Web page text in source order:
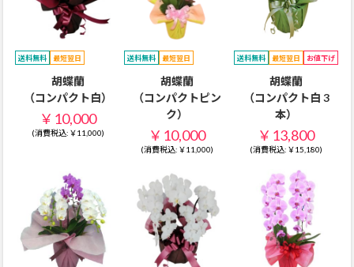
送料無料 最短翌日
胡蝶蘭
（コンパクト白）
￥10,000
(消費税込:￥11,000)
送料無料 最短翌日
胡蝶蘭
（コンパクトピン
ク）
￥10,000
(消費税込:￥11,000)
送料無料 最短翌日 お値下げ
胡蝶蘭
（コンパクト白 3
本）
￥13,800
(消費税込:￥15,180)